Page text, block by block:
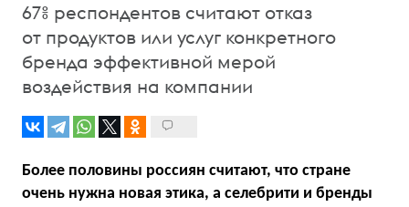
67% респондентов считают отказ
от продуктов или услуг конкретного
бренда эффективной мерой
воздействия на компании
Более половины россиян считают, что стране
очень нужна новая этика, а селебрити и бренды